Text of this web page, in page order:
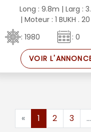
Long : 9.8m | Larg :
| Moteur : 1 BUKH .
: 1980
: 0
VOIR
« 1 2 3 ...